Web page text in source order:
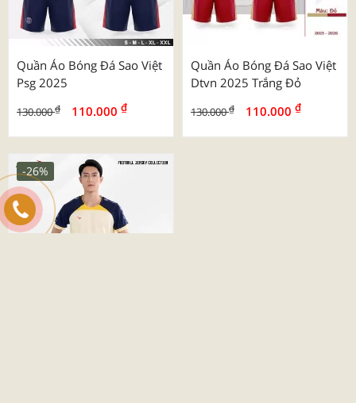
Quần Áo Bóng Đá Sao Việt
Psg 2025
130.000₫ 110.000 ₫
Quần Áo Bóng Đá Sao Việt
Dtvn 2025 Trắng Đỏ
130.000₫ 110.000 ₫
-26%